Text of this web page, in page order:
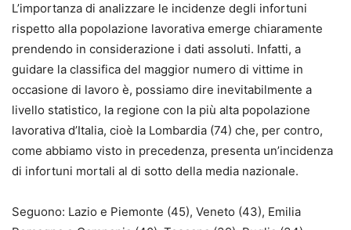
L’importanza di analizzare le incidenze degli infortuni
rispetto alla popolazione lavorativa emerge chiaramente
prendendo in considerazione i dati assoluti. Infatti, a
guidare la classifica del maggior numero di vittime in
occasione di lavoro è, possiamo dire inevitabilmente a
livello statistico, la regione con la più alta popolazione
lavorativa d’Italia, cioè la Lombardia (74) che, per contro,
come abbiamo visto in precedenza, presenta un’incidenza
di infortuni mortali al di sotto della media nazionale.
Seguono: Lazio e Piemonte (45), Veneto (43), Emilia